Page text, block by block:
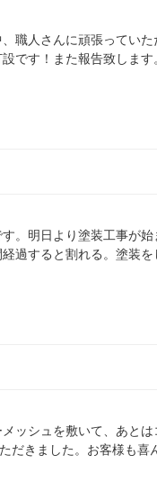
職人さんに頑張っていた
です！また報告致します
。明日より塗装工事が始
過すると割れる。塗装を
ッシュを敷いて、あとは
だきました。お客様も喜